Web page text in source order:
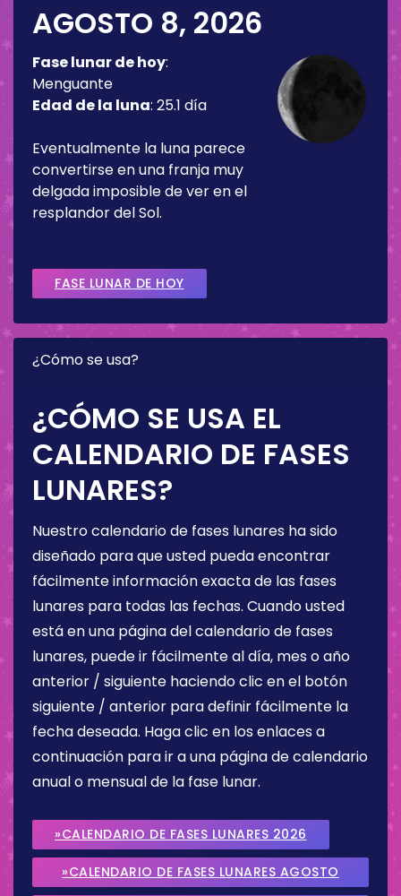
AGOSTO 8, 2026
Fase lunar de hoy:
Menguante
Edad de la luna: 25.1 día
Eventualmente la luna parece
convertirse en una franja muy
delgada imposible de ver en el
resplandor del Sol.
FASE LUNAR DE HOY
¿Cómo se usa?
¿CÓMO SE USA EL
CALENDARIO DE FASES
LUNARES?
Nuestro calendario de fases lunares ha sido
diseñado para que usted pueda encontrar
fácilmente información exacta de las fases
lunares para todas las fechas. Cuando usted
está en una página del calendario de fases
lunares, puede ir fácilmente al día, mes o año
anterior / siguiente haciendo clic en el botón
siguiente / anterior para definir fácilmente la
fecha deseada. Haga clic en los enlaces a
continuación para ir a una página de calendario
anual o mensual de la fase lunar.
»CALENDARIO DE FASES LUNARES 2026
»CALENDARIO DE FASES LUNARES AGOSTO